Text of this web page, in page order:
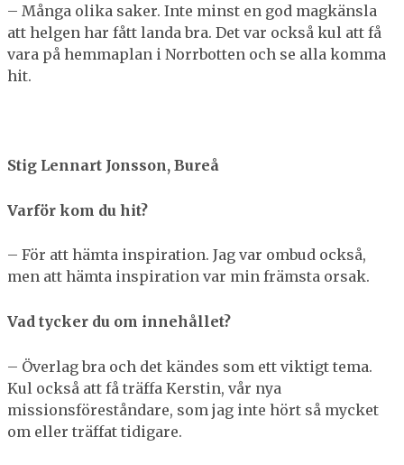
– Många olika saker. Inte minst en god magkänsla
att helgen har fått landa bra. Det var också kul att få
vara på hemmaplan i Norrbotten och se alla komma
hit.
Stig Lennart Jonsson, Bureå
Varför kom du hit?
– För att hämta inspiration. Jag var ombud också,
men att hämta inspiration var min främsta orsak.
Vad tycker du om innehållet?
– Överlag bra och det kändes som ett viktigt tema.
Kul också att få träffa Kerstin, vår nya
missionsföreståndare, som jag inte hört så mycket
om eller träffat tidigare.